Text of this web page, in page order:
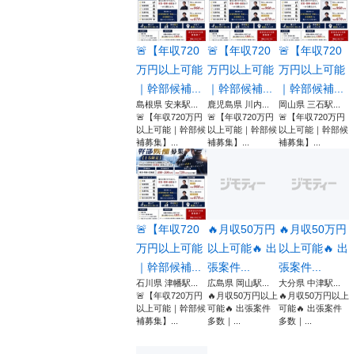
🚨【年収720
万円以上可能
｜幹部候補...
島根県 安来駅...
🚨【年収720万円
以上可能｜幹部候
補募集】...
🚨【年収720
万円以上可能
｜幹部候補...
鹿児島県 川内...
🚨【年収720万円
以上可能｜幹部候
補募集】...
🚨【年収720
万円以上可能
｜幹部候補...
岡山県 三石駅...
🚨【年収720万円
以上可能｜幹部候
補募集】...
🚨【年収720
万円以上可能
｜幹部候補...
石川県 津幡駅...
🚨【年収720万円
以上可能｜幹部候
補募集】...
🔥月収50万円
以上可能🔥 出
張案件...
広島県 岡山駅...
🔥月収50万円以上
可能🔥 出張案件
多数｜...
🔥月収50万円
以上可能🔥 出
張案件...
大分県 中津駅...
🔥月収50万円以上
可能🔥 出張案件
多数｜...